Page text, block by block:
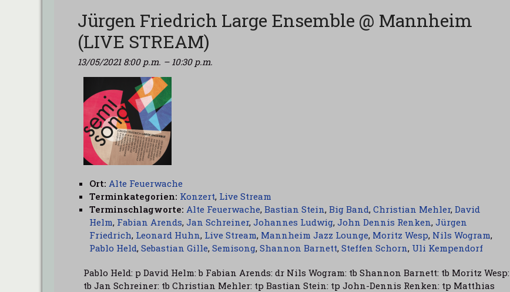
Jürgen Friedrich Large Ensemble @ Mannheim
(LIVE STREAM)
13/05/2021 8:00 p.m. – 10:30 p.m.
Ort: Alte Feuerwache
Terminkategorien: Konzert, Live Stream
Terminschlagworte: Alte Feuerwache, Bastian Stein, Big Band, Christian Mehler, David
Helm, Fabian Arends, Jan Schreiner, Johannes Ludwig, John Dennis Renken, Jürgen
Friedrich, Leonard Huhn, Live Stream, Mannheim Jazz Lounge, Moritz Wesp, Nils Wogram,
Pablo Held, Sebastian Gille, Semisong, Shannon Barnett, Steffen Schorn, Uli Kempendorf
Pablo Held: p David Helm: b Fabian Arends: dr Nils Wogram: tb Shannon Barnett: tb Moritz Wesp:
tb Jan Schreiner: tb Christian Mehler: tp Bastian Stein: tp John-Dennis Renken: tp Matthias